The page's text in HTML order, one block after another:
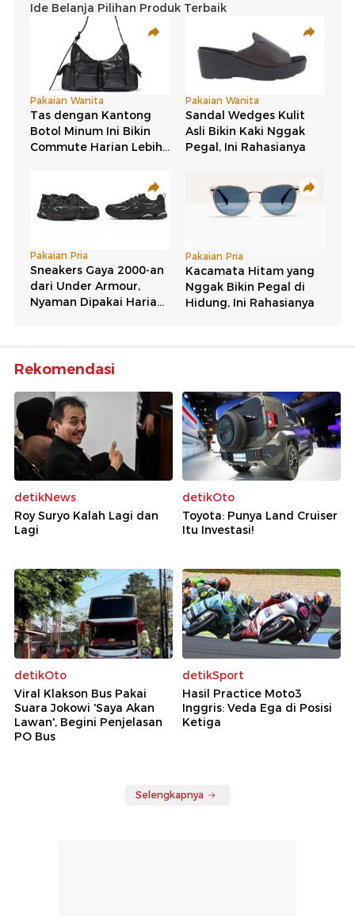
Rekomendasi
detikNews
Roy Suryo Kalah Lagi dan
Lagi
detikOto
Toyota: Punya Land Cruiser
Itu Investasi!
detikOto
Viral Klakson Bus Pakai
Suara Jokowi 'Saya Akan
Lawan', Begini Penjelasan
PO Bus
detikSport
Hasil Practice Moto3
Inggris: Veda Ega di Posisi
Ketiga
Selengkapnya